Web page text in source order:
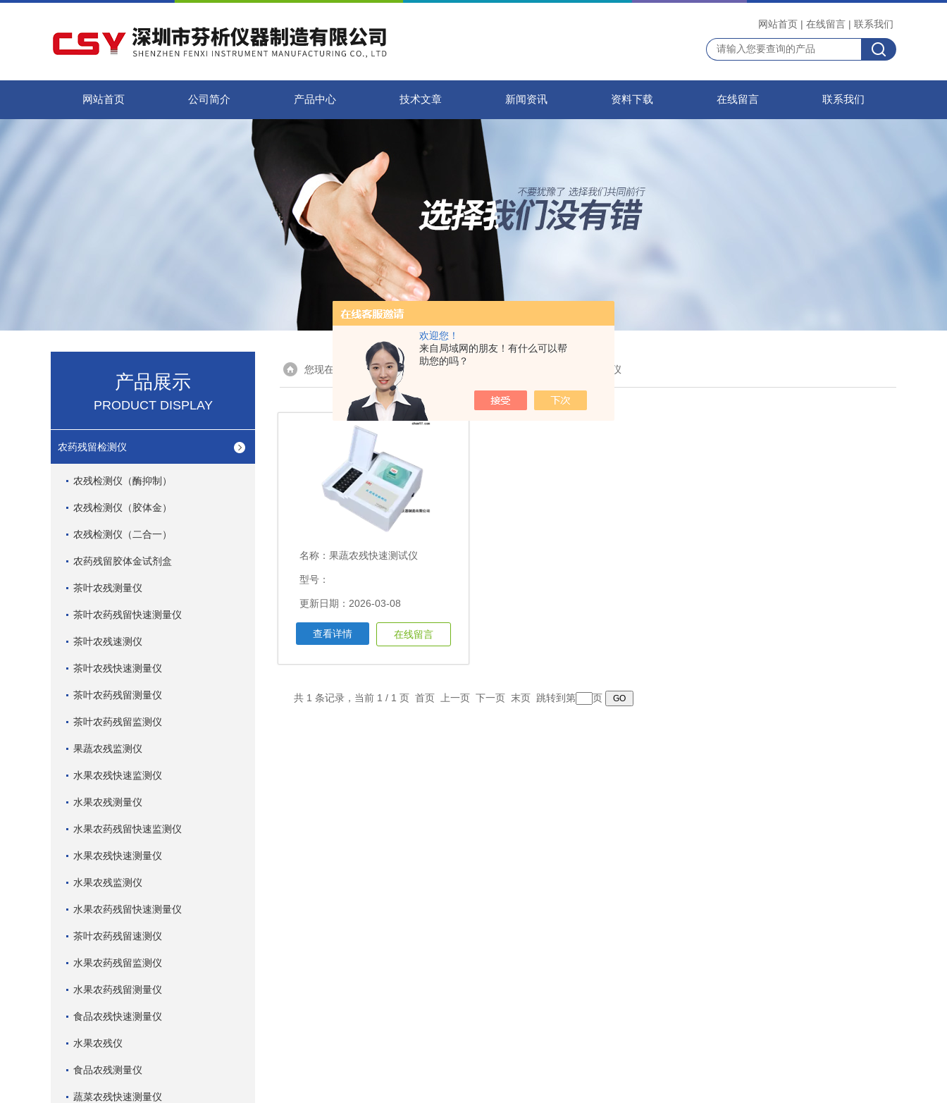
欢迎您！
来自局域网的朋友！有什么可以帮
助您的吗？
网站首页 | 在线留言 | 联系我们
网站首页 公司简介 产品中心 技术文章 新闻资讯 资料下载 在线留言 联系我们
产品展示
PRODUCT DISPLAY
农药残留检测仪
农残检测仪（酶抑制）
农残检测仪（胶体金）
农残检测仪（二合一）
农药残留胶体金试剂盒
茶叶农残测量仪
茶叶农药残留快速测量仪
茶叶农残速测仪
茶叶农残快速测量仪
茶叶农药残留测量仪
茶叶农药残留监测仪
果蔬农残监测仪
水果农残快速监测仪
水果农残测量仪
水果农药残留快速监测仪
水果农残快速测量仪
水果农残监测仪
水果农药残留快速测量仪
茶叶农药残留速测仪
水果农药残留监测仪
水果农药残留测量仪
食品农残快速测量仪
水果农残仪
食品农残测量仪
蔬菜农残快速测量仪
您现在的位置：首页> 产品展示 > 农药残留检测仪 >果蔬农残快速测试仪
名称： 果蔬农残快速测试仪
型号：
更新日期：2026-03-08
查看详情 在线留言
共 1 条记录，当前 1 / 1 页 首页 上一页 下一页 末页 跳转到第 页